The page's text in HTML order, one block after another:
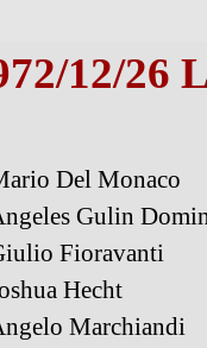
12/26
Del Monaco
Gulin
Fioravanti
Hecht
Marchiandi